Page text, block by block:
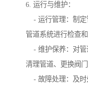
6. 运行与维护：
- 运行管理：制定
管道系统进行检查
- 维护保养：对管
清理管道、更换阀
- 故障处理：及时